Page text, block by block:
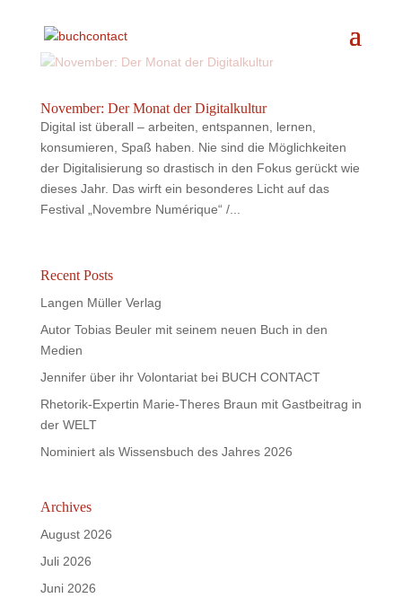
November: Der Monat der Digitalkultur
Digital ist überall – arbeiten, entspannen, lernen,
konsumieren, Spaß haben. Nie sind die Möglichkeiten
der Digitalisierung so drastisch in den Fokus gerückt wie
dieses Jahr. Das wirft ein besonderes Licht auf das
Festival „Novembre Numérique“ /...
Recent Posts
Langen Müller Verlag
Autor Tobias Beuler mit seinem neuen Buch in den
Medien
Jennifer über ihr Volontariat bei BUCH CONTACT
Rhetorik-Expertin Marie-Theres Braun mit Gastbeitrag in
der WELT
Nominiert als Wissensbuch des Jahres 2026
Archives
August 2026
Juli 2026
Juni 2026